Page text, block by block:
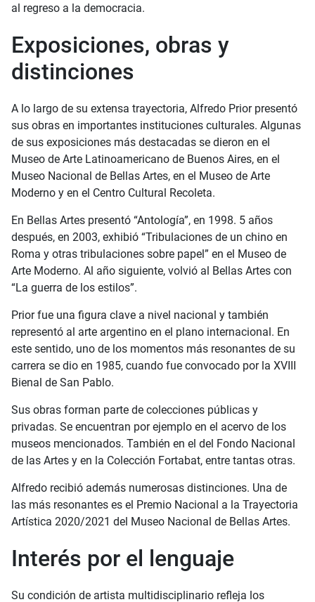
al regreso a la democracia.
Exposiciones, obras y
distinciones
A lo largo de su extensa trayectoria, Alfredo Prior presentó
sus obras en importantes instituciones culturales. Algunas
de sus exposiciones más destacadas se dieron en el
Museo de Arte Latinoamericano de Buenos Aires, en el
Museo Nacional de Bellas Artes, en el Museo de Arte
Moderno y en el Centro Cultural Recoleta.
En Bellas Artes presentó “Antología”, en 1998. 5 años
después, en 2003, exhibió “Tribulaciones de un chino en
Roma y otras tribulaciones sobre papel” en el Museo de
Arte Moderno. Al año siguiente, volvió al Bellas Artes con
“La guerra de los estilos”.
Prior fue una figura clave a nivel nacional y también
representó al arte argentino en el plano internacional. En
este sentido, uno de los momentos más resonantes de su
carrera se dio en 1985, cuando fue convocado por la XVIII
Bienal de San Pablo.
Sus obras forman parte de colecciones públicas y
privadas. Se encuentran por ejemplo en el acervo de los
museos mencionados. También en el del Fondo Nacional
de las Artes y en la Colección Fortabat, entre tantas otras.
Alfredo recibió además numerosas distinciones. Una de
las más resonantes es el Premio Nacional a la Trayectoria
Artística 2020/2021 del Museo Nacional de Bellas Artes.
Interés por el lenguaje
Su condición de artista multidisciplinario refleja los